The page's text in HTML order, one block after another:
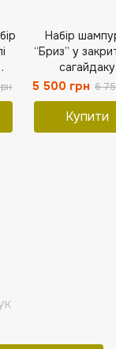
Набір
“Бриз” у
сагайдаку
чоловікові
5 500 грн 6
Купити